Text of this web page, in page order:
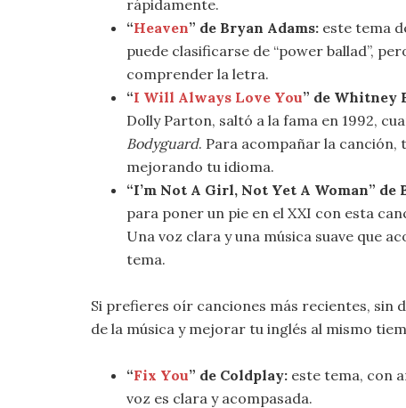
rápidamente.
“Heaven” de Bryan Adams: este tema
puede clasificarse de “power ballad”,
comprender la letra.
“I Will Always Love You” de Whitney
Dolly Parton, saltó a la fama en 1992,
Bodyguard. Para acompañar la canción,
mejorando tu idioma.
“I’m Not A Girl, Not Yet A Woman” de
para poner un pie en el XXI con esta
Una voz clara y una música suave que
tema.
Si prefieres oír canciones más recientes,
de la música y mejorar tu inglés al mismo
“Fix You” de Coldplay: este tema, con
voz es clara y acompasada.